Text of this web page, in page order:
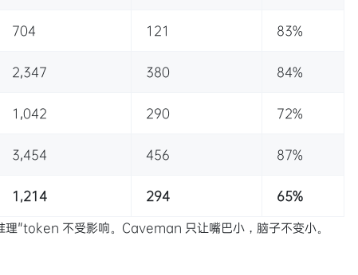
704 121 83%
2,347 380 84%
1,042 290 72%
3,454 456 87%
1,214 294
65%
"token 不受影响。Caveman 只让嘴巴小，脑子不变小。